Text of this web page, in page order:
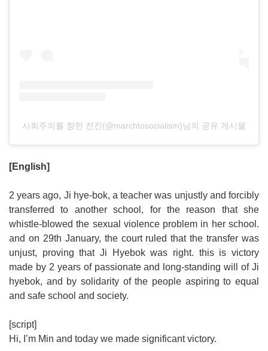
사회주의를 향한 전진(@marchtosocialism)님의 공유 게시물
[English]
2 years ago, Ji hye-bok, a teacher was unjustly and forcibly
transferred to another school, for the reason that she
whistle-blowed the sexual violence problem in her school.
and on 29th January, the court ruled that the transfer was
unjust, proving that Ji Hyebok was right. this is victory
made by 2 years of passionate and long-standing will of Ji
hyebok, and by solidarity of the people aspiring to equal
and safe school and society.
[script]
Hi, I’m Min and today we made significant victory.